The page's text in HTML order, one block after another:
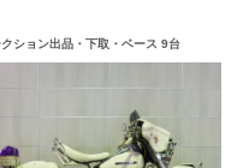
クション出品・下取・ベース 9台